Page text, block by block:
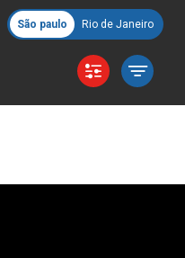
São paulo Rio de Janeiro